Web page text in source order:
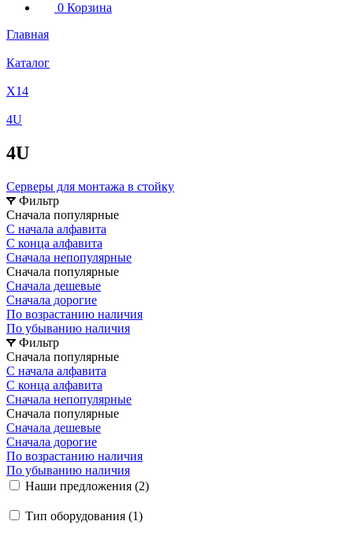
0 Корзина
Главная
Каталог
X14
4U
4U
Серверы для монтажа в стойку
Фильтр
Сначала популярные
С начала алфавита
С конца алфавита
Сначала непопулярные
Сначала популярные
Сначала дешевые
Сначала дорогие
По возрастанию наличия
По убыванию наличия
Фильтр
Сначала популярные
С начала алфавита
С конца алфавита
Сначала непопулярные
Сначала популярные
Сначала дешевые
Сначала дорогие
По возрастанию наличия
По убыванию наличия
Наши предложения (2)
Тип оборудования (1)